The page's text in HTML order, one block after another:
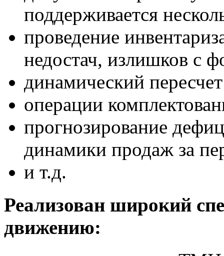
поддерживается
проведение
недостач, излишков с
динамический
операции
прогнозирование
динамики продаж за
и т.д.
Реализован широкий
движению: